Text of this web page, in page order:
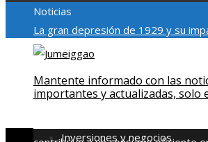
Noticias
La gran depresión de 1929 y su
bancariaLas 15 exploraciones
individuales más grandes y su
tecnología
Modelos de desarrollo
Mantente informado con las
importantes y actualizadas, solo
Inversiones y negocios